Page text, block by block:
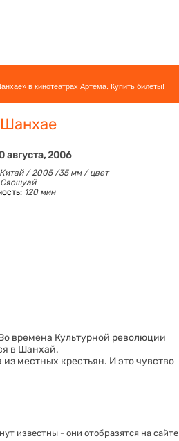
в кинотеатрах Артема. Купить билеты!
августа, 2006
Китай / 2005 /35 мм / цвет
120 мин
времена Культурной революции
в Шанхай.
местных крестьян. И это чувство
известны - они отобразятся на сайте